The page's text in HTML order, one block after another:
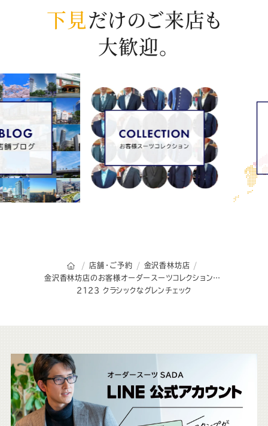
下見だけのご来店も
大歓迎。
オーダースーツSADAのトップページ
店舗・ご予約
金沢香林坊店
金沢香林坊店のお客様オーダースーツコレクション
2123 クラシックなグレンチェック
こ
ち
ら